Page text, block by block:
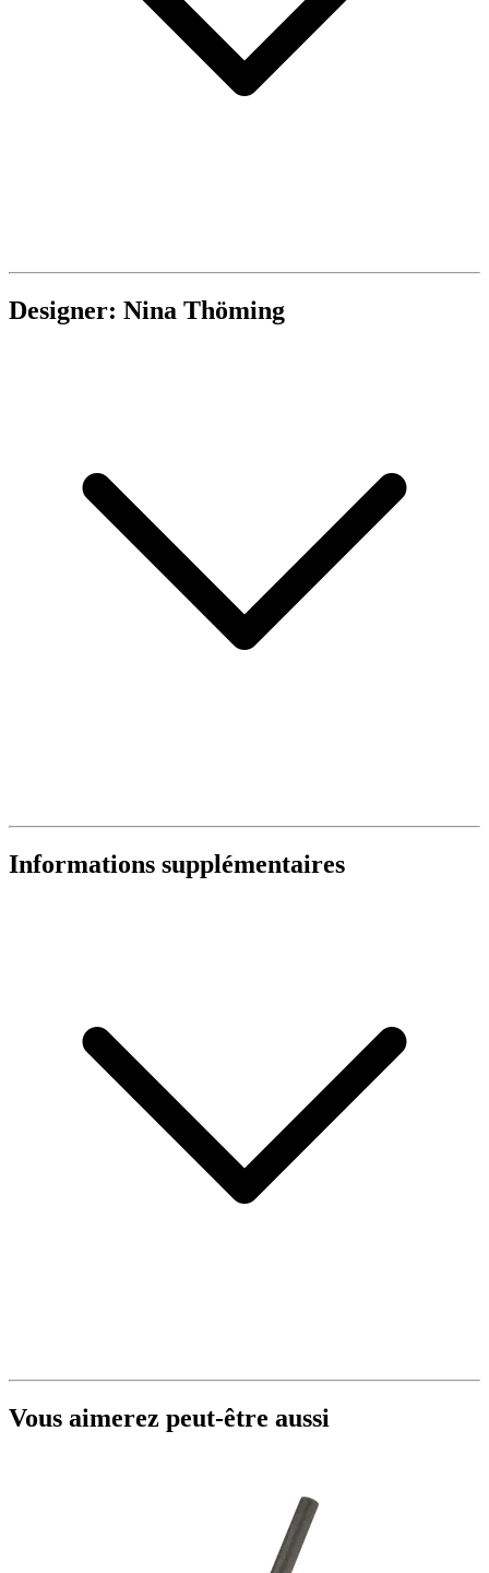
Designer: Nina Thöming
Informations supplémentaires
Vous aimerez peut-être aussi